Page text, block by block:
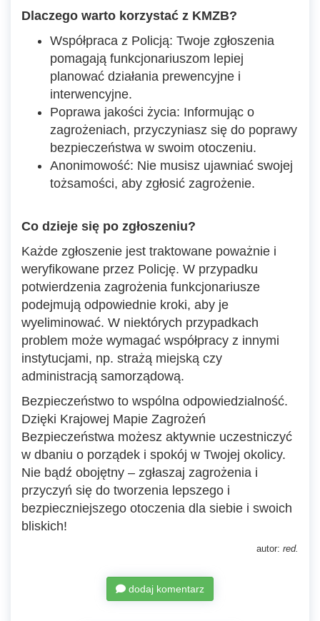
Dlaczego warto korzystać z KMZB?
Współpraca z Policją: Twoje zgłoszenia
pomagają funkcjonariuszom lepiej
planować działania prewencyjne i
interwencyjne.
Poprawa jakości życia: Informując o
zagrożeniach, przyczyniasz się do poprawy
bezpieczeństwa w swoim otoczeniu.
Anonimowość: Nie musisz ujawniać swojej
tożsamości, aby zgłosić zagrożenie.
Co dzieje się po zgłoszeniu?
Każde zgłoszenie jest traktowane poważnie i
weryfikowane przez Policję. W przypadku
potwierdzenia zagrożenia funkcjonariusze
podejmują odpowiednie kroki, aby je
wyeliminować. W niektórych przypadkach
problem może wymagać współpracy z innymi
instytucjami, np. strażą miejską czy
administracją samorządową.
Bezpieczeństwo to wspólna odpowiedzialność.
Dzięki Krajowej Mapie Zagrożeń
Bezpieczeństwa możesz aktywnie uczestniczyć
w dbaniu o porządek i spokój w Twojej okolicy.
Nie bądź obojętny – zgłaszaj zagrożenia i
przyczyń się do tworzenia lepszego i
bezpieczniejszego otoczenia dla siebie i swoich
bliskich!
autor: red.
dodaj komentarz